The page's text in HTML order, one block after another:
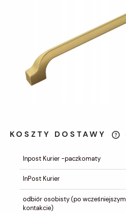
KOSZTY DOSTAWY
KOSZTÓW PŁATNOŚCI
Inpost Kurier -paczkomaty
InPost Kurier
odbiór osobisty(po wcześniejszym
kontakcie)